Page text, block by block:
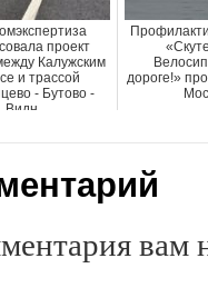
проект
Калужским
и трассой
- Бутово -
Видн...
дороге!»
вам